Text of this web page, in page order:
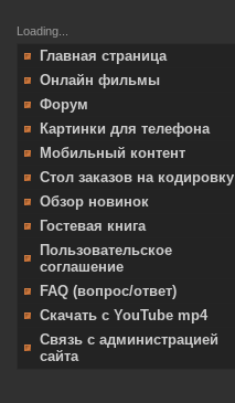
Loading...
Главная страница
Онлайн фильмы
Форум
Картинки для телефона
Мобильный контент
Стол заказов на кодировку
Обзор новинок
Гостевая книга
Пользовательское
соглашение
FAQ (вопрос/ответ)
Скачать с YouTube mp4
Связь с администрацией
сайта